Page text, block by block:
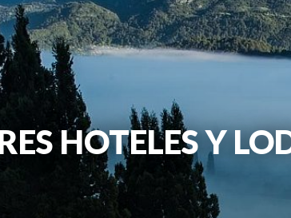
HOTELES Y